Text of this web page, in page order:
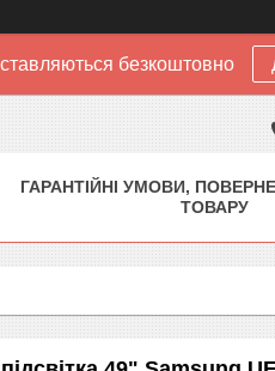
безкоштовно
ГАРАНТІЙНІ УМОВИ,
ТОВАРУ